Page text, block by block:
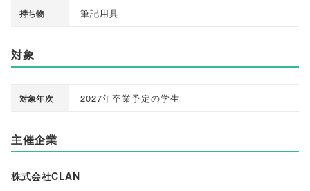
持ち物 筆記用具
対象
対象年次 2027年卒業予定の学生
主催企業
株式会社CLAN